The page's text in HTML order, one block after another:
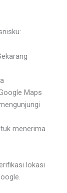
Maps
menerima
lokasi